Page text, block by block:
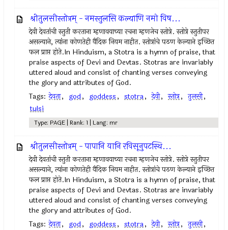
श्रीतुलसीस्तोत्रम् - नमस्तुलसि कल्याणि नमो विष...
देवी देवतांची स्तुती करताना म्हणावयाच्या रचना म्हणजेच स्तोत्रे. स्तोत्रे स्तुतीपर
असल्याने, त्यांना कोणतेही वैदिक नियम नाहीत. स्तोत्रांचे पठण केल्याने इच्छित
फल प्राप्त होते.In Hinduism, a Stotra is a hymn of praise, that
praise aspects of Devi and Devtas. Stotras are invariably
uttered aloud and consist of chanting verses conveying
the glory and attributes of God.
Tags: देवता, god, goddess, stotra, देवी, स्तोत्र, तुलसी,
tulsi
Type: PAGE | Rank: 1 | Lang: mr
श्रीतुलसीस्तोत्रम् - पापानि यानि रविसूनुपटस्थि...
देवी देवतांची स्तुती करताना म्हणावयाच्या रचना म्हणजेच स्तोत्रे. स्तोत्रे स्तुतीपर
असल्याने, त्यांना कोणतेही वैदिक नियम नाहीत. स्तोत्रांचे पठण केल्याने इच्छित
फल प्राप्त होते.In Hinduism, a Stotra is a hymn of praise, that
praise aspects of Devi and Devtas. Stotras are invariably
uttered aloud and consist of chanting verses conveying
the glory and attributes of God.
Tags: देवता, god, goddess, stotra, देवी, स्तोत्र, तुलसी,